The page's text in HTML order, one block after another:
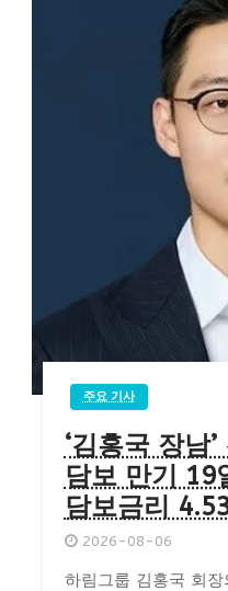
주요 기사
‘김홍국 장남
담보 만기 19
담보금리
2026-08-06
하림그룹 김홍국 회